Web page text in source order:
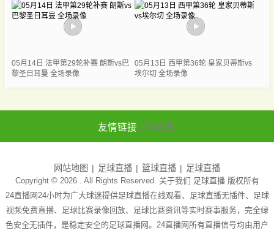
05月14日 法甲第29轮补赛 朗斯vs巴
黎圣日耳曼 全场录像
05月13日 西甲第36轮 皇家贝蒂斯vs
埃尔切 全场录像
友情链接 足球直播
网站地图 足球直播 篮球直播 足球直播
Copyright © 2026 . All Rights Reserved. 关于我们 足球直播版权所有
24直播网24小时为广大球迷提供足球直播在线观看、足球直播无插件、足球
视频免费直播、足球比赛录像回放、足球比赛资讯等实时赛事服务，完全绿
色安全无插件，是稳定安全的足球直播网。24直播网所有直播信号均由用户